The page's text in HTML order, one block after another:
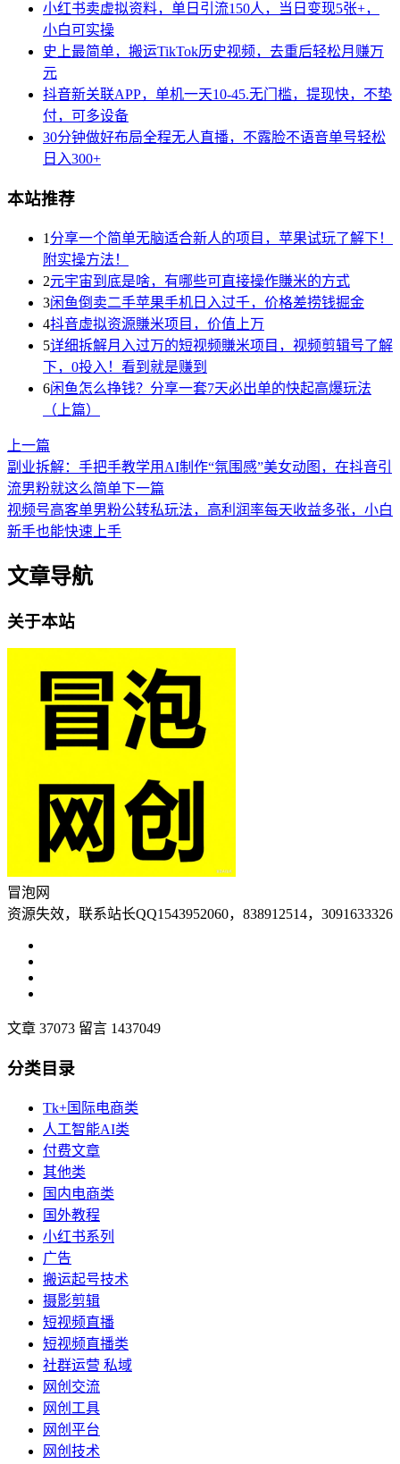
小红书卖虚拟资料，单日引流150人，当日变现5张+，
小白可实操
史上最简单，搬运TikTok历史视频，去重后轻松月赚万
元
抖音新关联APP，单机一天10-45.无门槛，提现快，不垫
付，可多设备
30分钟做好布局全程无人直播，不露脸不语音单号轻松
日入300+
本站推荐
1 分享一个简单无脑适合新人的项目，苹果试玩了解下！
附实操方法！
2元宇宙到底是啥，有哪些可直接操作賺米的方式
3闲鱼倒卖二手苹果手机日入过千，价格差捞钱掘金
4抖音虚拟资源賺米项目，价值上万
5详细拆解月入过万的短视频賺米项目，视频剪辑号了解
下，0投入！看到就是赚到
6闲鱼怎么挣钱？分享一套7天必出单的快起高爆玩法
（上篇）
上一篇
副业拆解：手把手教学用AI制作“氛围感”美女动图，在抖音引
流男粉就这么简单下一篇
视频号高客单男粉公转私玩法，高利润率每天收益多张，小白
新手也能快速上手
文章导航
关于本站
冒泡网
资源失效，联系站长QQ1543952060，838912514，3091633326
文章 37073 留言 1437049
分类目录
Tk+国际电商类
人工智能AI类
付费文章
其他类
国内电商类
国外教程
小红书系列
广告
搬运起号技术
摄影剪辑
短视频直播
短视频直播类
社群运营 私域
网创交流
网创工具
网创平台
网创技术